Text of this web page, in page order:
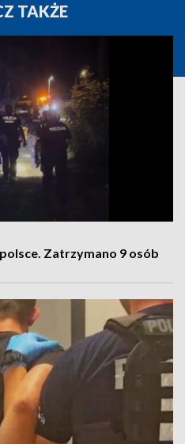
TAKŻE
Zatrzymano 9 osób